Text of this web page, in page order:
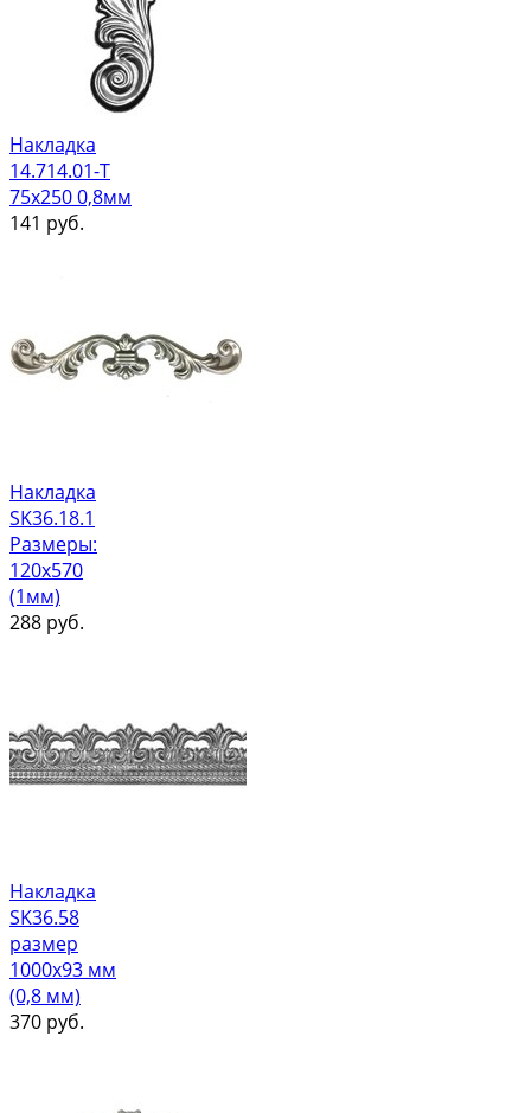
Накладка
14.714.01-Т
75х250 0,8мм
141 руб.
Накладка
SK36.18.1
Размеры:
120х570
(1мм)
288 руб.
Накладка
SK36.58
размер
1000х93 мм
(0,8 мм)
370 руб.